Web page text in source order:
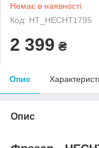
Немає в наявності
Код: HT_HECHT1795
2 399 ₴
Опис
Опис